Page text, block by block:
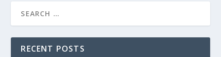
RECENT POSTS